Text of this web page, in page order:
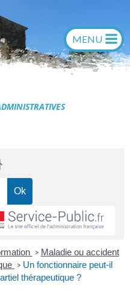
Générac
> Maladie ou accident
> Un fonctionnaire peut-il
thérapeutique ?